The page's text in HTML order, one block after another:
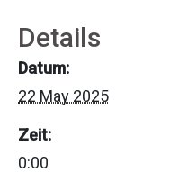
Details
Datum:
22 May 2025
Zeit:
0:00